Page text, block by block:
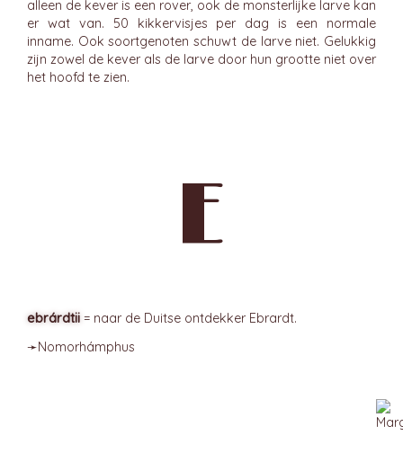
alleen de kever is een rover, ook de monsterlijke larve kan
er wat van. 50 kikkervisjes per dag is een normale
inname. Ook soortgenoten schuwt de larve niet. Gelukkig
zijn zowel de kever als de larve door hun grootte niet over
het hoofd te zien.
E
ebrárdtii = naar de Duitse ontdekker Ebrardt.
➛Nomorhámphus